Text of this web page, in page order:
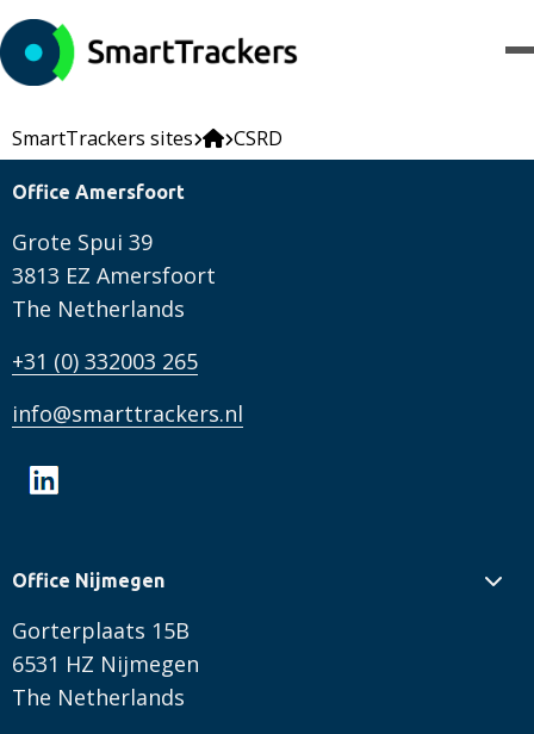
SmartTrackers sites CSRD
Office Amersfoort
Grote Spui 39
3813 EZ Amersfoort
The Netherlands
+31 (0) 332003 265
info@smarttrackers.nl
Office Nijmegen
Gorterplaats 15B
6531 HZ Nijmegen
The Netherlands